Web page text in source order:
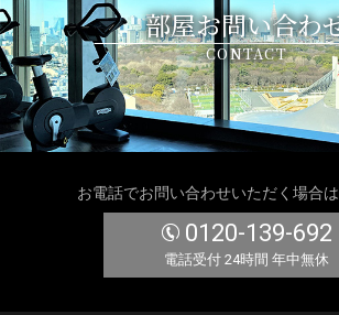
部屋お問い合わ
CONTACT
お電話でお問い合わせいただく場合
0120-139-692
電話受付 24時間 年中無休